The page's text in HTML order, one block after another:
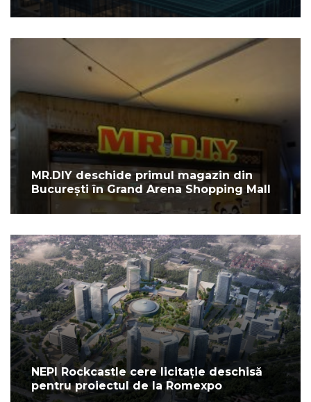
MR.DIY deschide primul magazin din
București în Grand Arena Shopping Mall
NEPI Rockcastle cere licitație deschisă
pentru proiectul de la Romexpo